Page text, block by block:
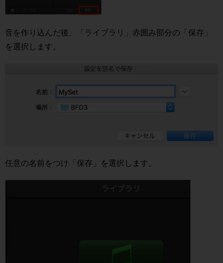
音を作り込んだ後、「ライブラリ」赤囲み部分の「保存」
を選択します。
任意の名前をつけ「保存」を選択します。